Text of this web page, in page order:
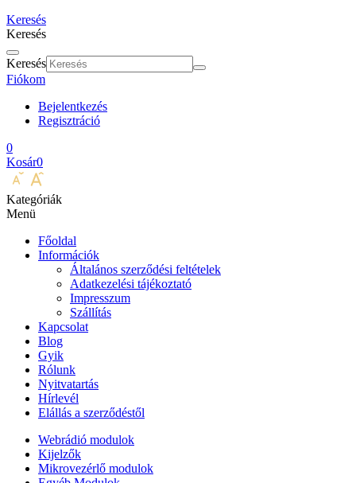
Keresés
Keresés
Keresés
Fiókom
Bejelentkezés
Regisztráció
0
Kosár0
Kategóriák
Menü
Főoldal
Információk
Általános szerződési feltételek
Adatkezelési tájékoztató
Impresszum
Szállítás
Kapcsolat
Blog
Gyik
Rólunk
Nyitvatartás
Hírlevél
Elállás a szerződéstől
Webrádió modulok
Kijelzők
Mikrovezérlő modulok